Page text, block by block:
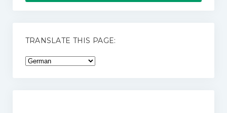
TRANSLATE THIS PAGE: